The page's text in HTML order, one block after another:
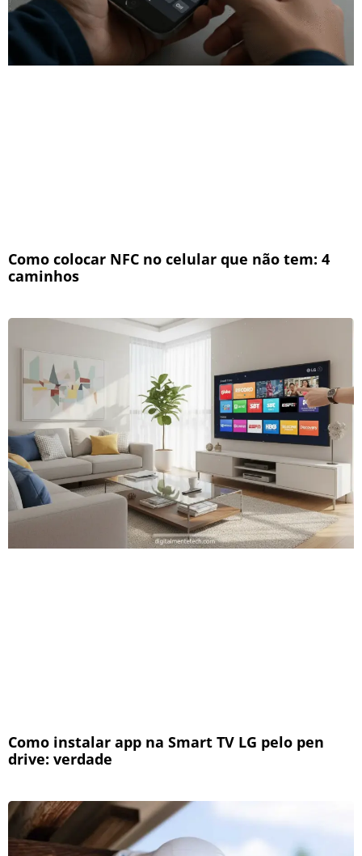
Como colocar NFC no celular que não tem: 4
caminhos
Como instalar app na Smart TV LG pelo pen
drive: verdade